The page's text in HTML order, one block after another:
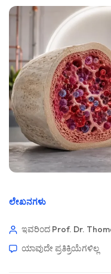
ಲೇಖನಗಳು
ಇವರಿಂದ Prof. Dr.
ಯಾವುದೇ ಪ್ರತಿಕ್ರಿಯೆಗಳಿಲ್ಲ